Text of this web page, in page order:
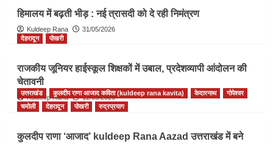
हिमालय में बढ़ती भीड़ : नई त्रासदी को दे रही निमंत्रण
Kuldeep Rana
31/05/2026
देहरादून
पोखरी
राजकीय जूनियर हाईस्कूल शिक्षकों में उबाल, प्रदेशव्यापी आंदोलन की
चेतावनी
Kuldeep Rana 12/05/2026
उत्तराखंड कुलदीप राणा आजाद कविता (kuldeep rana kavita) केदारनाथ
गोपेश्वर
चमोली
देहरादून पोखरी रुद्रप्रयाग
कुलदीप राणा ‘आजाद’ kuldeep Rana Aazad उत्तराखंड में बने